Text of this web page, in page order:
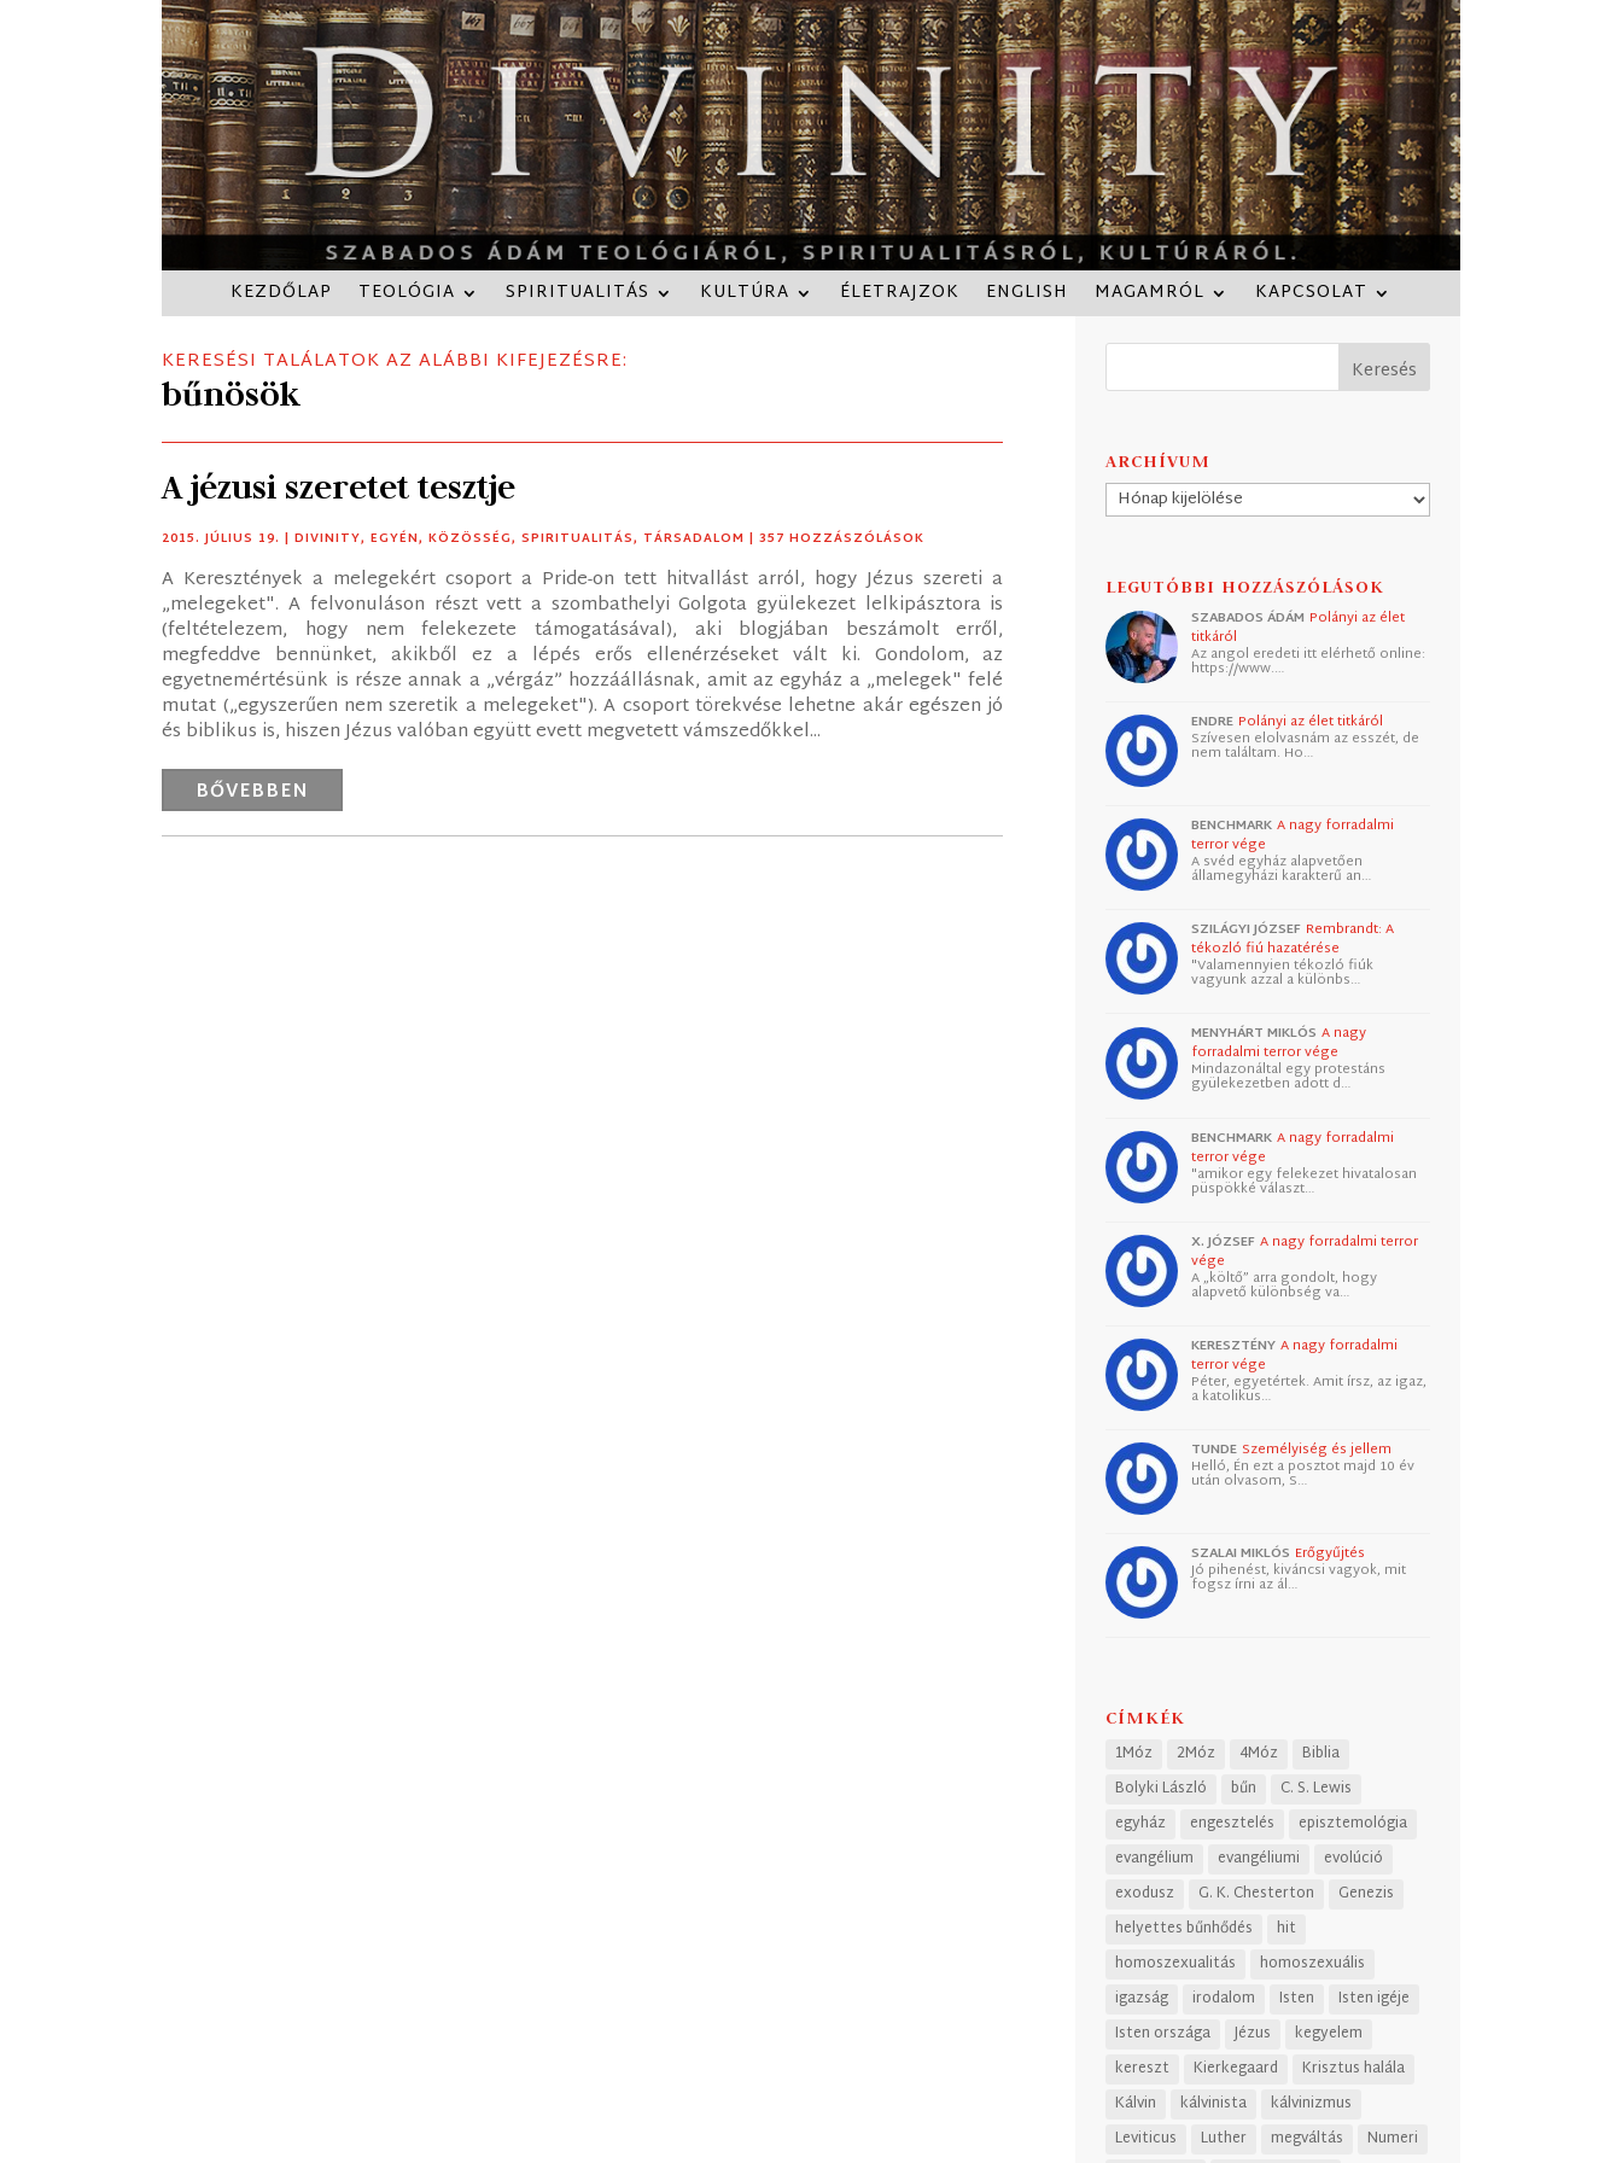
KEZDŐLAP TEOLÓGIA SPIRITUALITÁS KULTÚRA ÉLETRAJZOK ENGLISH MAGAMRÓL KAPCSOLAT
KERESÉSI TALÁLATOK AZ ALÁBBI KIFEJEZÉSRE:
bűnösök
A jézusi szeretet tesztje
2015. JÚLIUS 19. |DIVINITY,EGYÉN,KÖZÖSSÉG,SPIRITUALITÁS, TÁRSADALOM | 357 HOZZÁSZÓLÁSOK
A Keresztények a melegekért csoport a Pride-on tett hitvallást arról, hogy Jézus szereti a
„melegeket". A felvonuláson részt vett a szombathelyi Golgota gyülekezet lelkipásztora is
(feltételezem, hogy nem felekezete támogatásával), aki blogjában beszámolt erről,
megfeddve bennünket, akikből ez a lépés erős ellenérzéseket vált ki. Gondolom, az
egyetnemértésünk is része annak a „vérgáz” hozzáállásnak, amit az egyház a „melegek" felé
mutat („egyszerűen nem szeretik a melegeket"). A csoport törekvése lehetne akár egészen jó
és biblikus is, hiszen Jézus valóban együtt evett megvetett vámszedőkkel...
BŐVEBBEN
ARCHÍVUM
Archívum
LEGUTÓBBI HOZZÁSZÓLÁSOK
SZABADOS ÁDÁM Polányi az élet
titkáról
Az angol eredeti itt elérhető online:
https://www.…
ENDRE Polányi az élet titkáról
Szívesen elolvasnám az esszét, de
nem találtam. Ho…
BENCHMARK A nagy forradalmi
terror vége
A svéd egyház alapvetően
államegyházi karakterű an…
SZILÁGYI JÓZSEF Rembrandt: A
tékozló fiú hazatérése
"Valamennyien tékozló fiúk
vagyunk azzal a különbs…
MENYHÁRT MIKLÓS A nagy
forradalmi terror vége
Mindazonáltal egy protestáns
gyülekezetben adott d…
BENCHMARK A nagy forradalmi
terror vége
"amikor egy felekezet hivatalosan
püspökké választ…
X. JÓZSEF A nagy forradalmi terror
vége
A „költő” arra gondolt, hogy
alapvető különbség va…
KERESZTÉNY A nagy forradalmi
terror vége
Péter, egyetértek. Amit írsz, az igaz,
a katolikus…
TUNDE Személyiség és jellem
Helló, Én ezt a posztot majd 10 év
után olvasom, S…
SZALAI MIKLÓS Erőgyűjtés
Jó pihenést, kiváncsi vagyok, mit
fogsz írni az ál…
CÍMKÉK
1Móz 2Móz 4Móz
Biblia
Bolyki László
bűn
C. S. Lewis
egyház
engesztelés
episztemológia
evangélium
evangéliumi
evolúció
exodusz
G. K. Chesterton
Genezis
helyettes bűnhődés
hit
homoszexualitás
homoszexuális
igazság
irodalom Isten
Isten igéje
Isten országa
Jézus
kegyelem
kereszt
Kierkegaard
Krisztus halála
Kálvin
kálvinista
kálvinizmus
Leviticus
Luther megváltás
Numeri